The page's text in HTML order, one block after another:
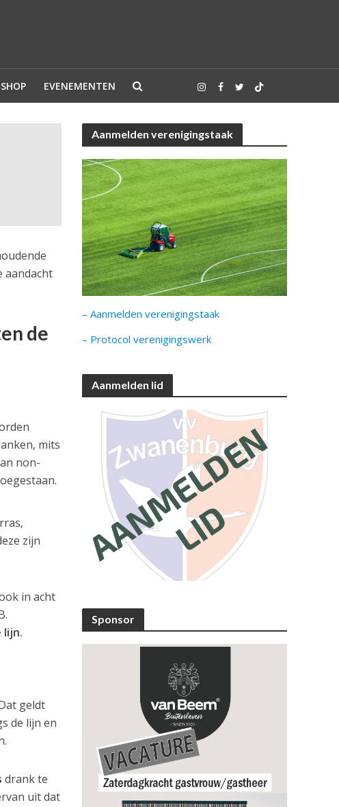
SHOP EVENEMENTEN
aandacht
de
mits
non-
zijn
in acht
lijn.
geldt
de lijn en
drank te
uit dat
Aanmelden verenigingstaak
– Aanmelden verenigingstaak
– Protocol verenigingswerk
Aanmelden lid
Sponsor